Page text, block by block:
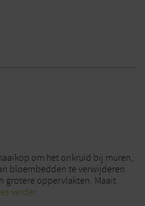
om het onkruid bij muren,
bloembedden te verwijderen
grotere oppervlakten. Maait
verder